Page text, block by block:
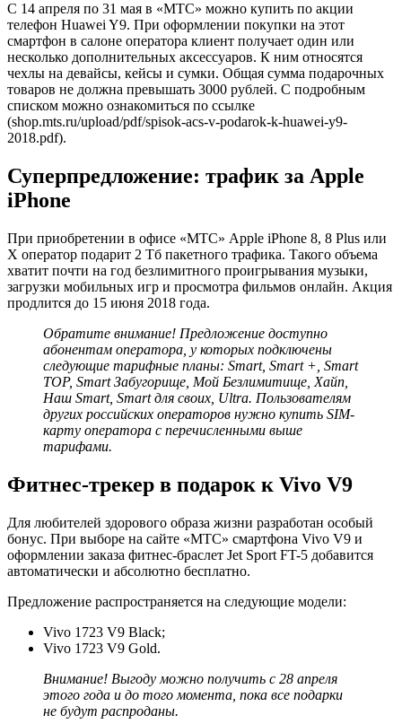
С 14 апреля по 31 мая в «МТС» можно купить по акции
телефон Huawei Y9. При оформлении покупки на этот
смартфон в салоне оператора клиент получает один или
несколько дополнительных аксессуаров. К ним относятся
чехлы на девайсы, кейсы и сумки. Общая сумма подарочных
товаров не должна превышать 3000 рублей. С подробным
списком можно ознакомиться по ссылке
(shop.mts.ru/upload/pdf/spisok-acs-v-podarok-k-huawei-y9-
2018.pdf).
Суперпредложение: трафик за Apple
iPhone
При приобретении в офисе «МТС» Apple iPhone 8, 8 Plus или
X оператор подарит 2 Тб пакетного трафика. Такого объема
хватит почти на год безлимитного проигрывания музыки,
загрузки мобильных игр и просмотра фильмов онлайн. Акция
продлится до 15 июня 2018 года.
Обратите внимание! Предложение доступно
абонентам оператора, у которых подключены
следующие тарифные планы: Smart, Smart +, Smart
TOP, Smart Забугорище, Мой Безлимитище, Хайп,
Наш Smart, Smart для своих, Ultra. Пользователям
других российских операторов нужно купить SIM-
карту оператора с перечисленными выше
тарифами.
Фитнес-трекер в подарок к Vivo V9
Для любителей здорового образа жизни разработан особый
бонус. При выборе на сайте «МТС» смартфона Vivo V9 и
оформлении заказа фитнес-браслет Jet Sport FT-5 добавится
автоматически и абсолютно бесплатно.
Предложение распространяется на следующие модели:
Vivo 1723 V9 Black;
Vivo 1723 V9 Gold.
Внимание! Выгоду можно получить с 28 апреля
этого года и до того момента, пока все подарки
не будут распроданы.